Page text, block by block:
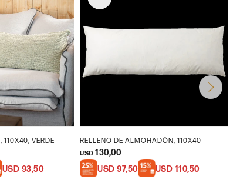
VERDE
USD 93,50
RELLENO DE ALMOHADÓN, 110X40
USD 130,00
USD 97,50 USD 110,50